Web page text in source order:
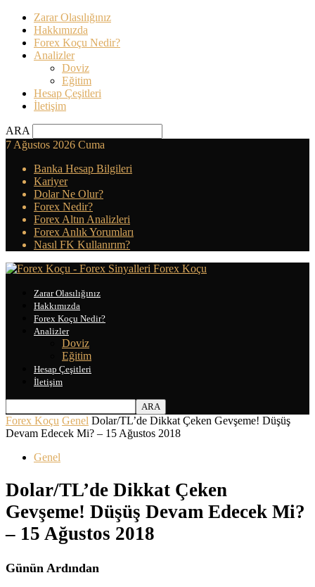
Zarar Olasılığınız
Hakkımızda
Forex Koçu Nedir?
Analizler
Doviz
Eğitim
Hesap Çeşitleri
İletişim
ARA
7 Ağustos 2026 Cuma
Banka Hesap Bilgileri
Kariyer
Dolar Ne Olur?
Forex Nedir?
Forex Altın Analizleri
Forex Anlık Yorumları
Nasıl FK Kullanırım?
Forex Koçu
Zarar Olasılığınız
Hakkımızda
Forex Koçu Nedir?
Analizler
Doviz
Eğitim
Hesap Çeşitleri
İletişim
Forex Koçu Genel Dolar/TL’de Dikkat Çeken Gevşeme! Düşüş
Devam Edecek Mi? – 15 Ağustos 2018
Genel
Dolar/TL’de Dikkat Çeken
Gevşeme! Düşüş Devam Edecek Mi?
– 15 Ağustos 2018
Günün Ardından